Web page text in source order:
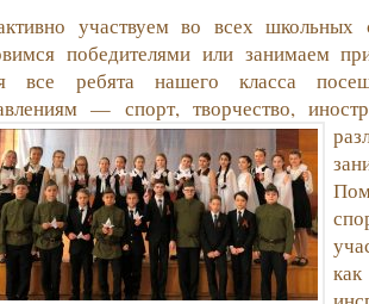
участвуем во всех школьных
победителями или занимаем
все ребята нашего класса
— спорт, творчество,